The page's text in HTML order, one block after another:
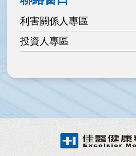
利害關係人專區
投資人專區